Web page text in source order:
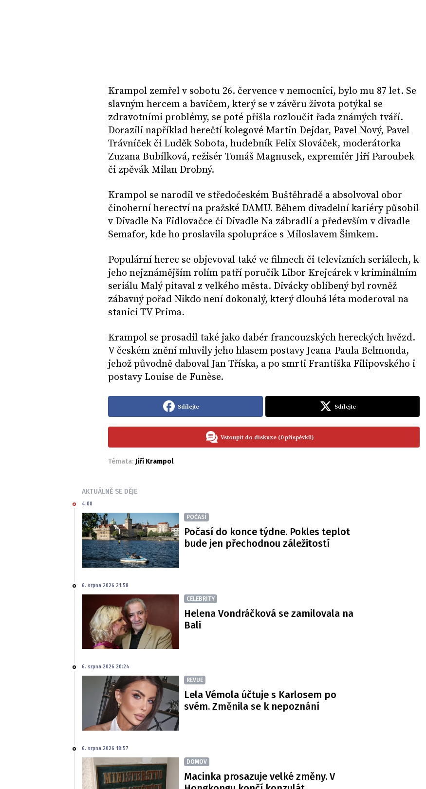
Krampol zemřel v sobotu 26. července v nemocnici, bylo mu 87 let. Se
slavným hercem a bavičem, který se v závěru života potýkal se
zdravotními problémy, se poté přišla rozloučit řada známých tváří.
Dorazili například herečtí kolegové Martin Dejdar, Pavel Nový, Pavel
Trávníček či Luděk Sobota, hudebník Felix Slováček, moderátorka
Zuzana Bubílková, režisér Tomáš Magnusek, expremiér Jiří Paroubek
či zpěvák Milan Drobný.
Krampol se narodil ve středočeském Buštěhradě a absolvoval obor
činoherní herectví na pražské DAMU. Během divadelní kariéry působil
v Divadle Na Fidlovačce či Divadle Na zábradlí a především v divadle
Semafor, kde ho proslavila spolupráce s Miloslavem Šimkem.
Populární herec se objevoval také ve filmech či televizních seriálech, k
jeho nejznámějším rolím patří poručík Libor Krejcárek v kriminálním
seriálu Malý pitaval z velkého města. Divácky oblíbený byl rovněž
zábavný pořad Nikdo není dokonalý, který dlouhá léta moderoval na
stanici TV Prima.
Krampol se prosadil také jako dabér francouzských hereckých hvězd.
V českém znění mluvily jeho hlasem postavy Jeana-Paula Belmonda,
jehož původně daboval Jan Tříska, a po smrti Františka Filipovského i
postavy Louise de Funèse.
Sdílejte Sdílejte
Vstoupit do diskuze (0 příspěvků)
Témata: Jiří Krampol
AKTUÁLNĚ SE DĚJE
4:00
POČASÍ
Počasí do konce týdne. Pokles teplot
bude jen přechodnou záležitostí
6. srpna 2026 21:58
CELEBRITY
Helena Vondráčková se zamilovala na
Bali
6. srpna 2026 20:24
REVUE
Lela Vémola účtuje s Karlosem po
svém. Změnila se k nepoznání
6. srpna 2026 18:57
DOMOV
Macinka prosazuje velké změny. V